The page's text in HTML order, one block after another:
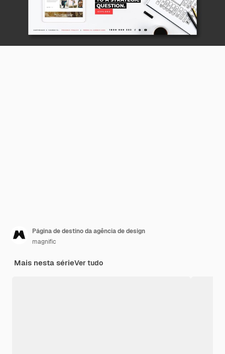
Página de destino da agência de design
magnific
Mais nesta sérieVer tudo